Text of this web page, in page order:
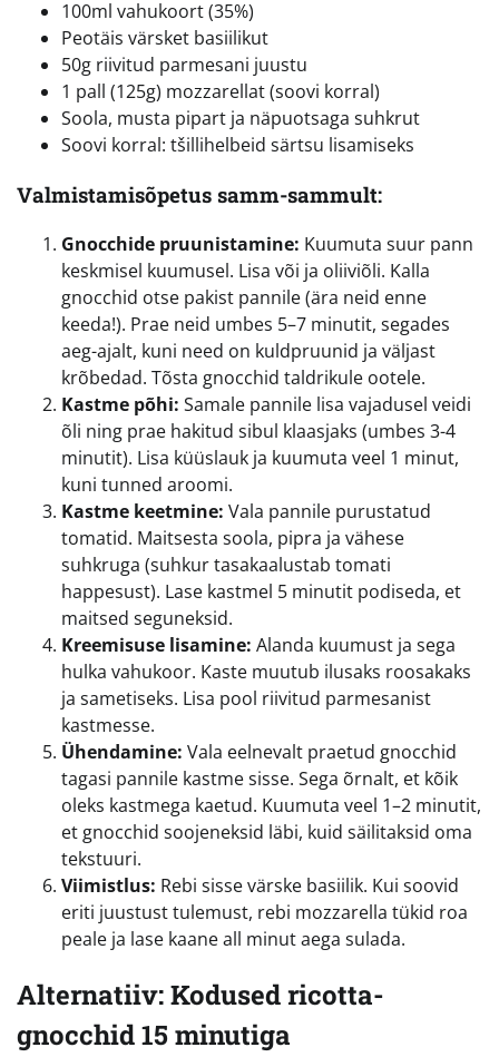
100ml vahukoort (35%)
Peotäis värsket basiilikut
50g riivitud parmesani juustu
1 pall (125g) mozzarellat (soovi korral)
Soola, musta pipart ja näpuotsaga suhkrut
Soovi korral: tšillihelbeid särtsu lisamiseks
Valmistamisõpetus samm-sammult:
Gnocchide pruunistamine: Kuumuta suur pann
keskmisel kuumusel. Lisa või ja oliiviõli. Kalla
gnocchid otse pakist pannile (ära neid enne
keeda!). Prae neid umbes 5–7 minutit, segades
aeg-ajalt, kuni need on kuldpruunid ja väljast
krõbedad. Tõsta gnocchid taldrikule ootele.
Kastme põhi: Samale pannile lisa vajadusel veidi
õli ning prae hakitud sibul klaasjaks (umbes 3-4
minutit). Lisa küüslauk ja kuumuta veel 1 minut,
kuni tunned aroomi.
Kastme keetmine: Vala pannile purustatud
tomatid. Maitsesta soola, pipra ja vähese
suhkruga (suhkur tasakaalustab tomati
happesust). Lase kastmel 5 minutit podiseda, et
maitsed seguneksid.
Kreemisuse lisamine: Alanda kuumust ja sega
hulka vahukoor. Kaste muutub ilusaks roosakaks
ja sametiseks. Lisa pool riivitud parmesanist
kastmesse.
Ühendamine: Vala eelnevalt praetud gnocchid
tagasi pannile kastme sisse. Sega õrnalt, et kõik
oleks kastmega kaetud. Kuumuta veel 1–2 minutit,
et gnocchid soojeneksid läbi, kuid säilitaksid oma
tekstuuri.
Viimistlus: Rebi sisse värske basiilik. Kui soovid
eriti juustust tulemust, rebi mozzarella tükid roa
peale ja lase kaane all minut aega sulada.
Alternatiiv: Kodused ricotta-
gnocchid 15 minutiga